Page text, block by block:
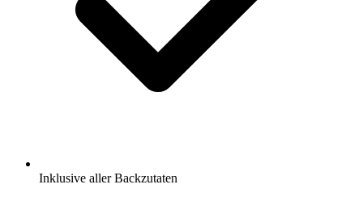
Inklusive aller Backzutaten